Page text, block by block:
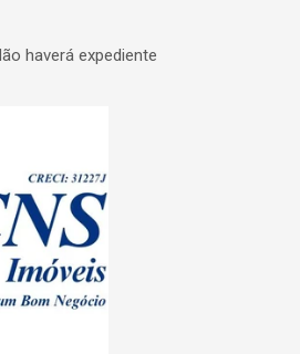
haverá expediente